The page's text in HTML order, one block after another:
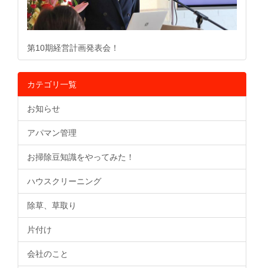
第10期経営計画発表会！
カテゴリ一覧
お知らせ
アパマン管理
お掃除豆知識をやってみた！
ハウスクリーニング
除草、草取り
片付け
会社のこと